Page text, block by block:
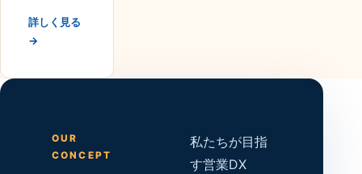
詳しく見る
→
OUR
CONCEPT
私たちが目指
す営業DX